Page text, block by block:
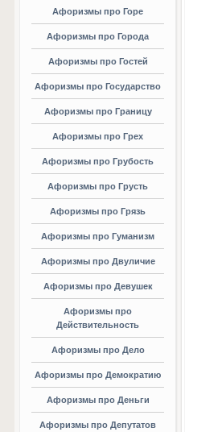
Афоризмы про Горе
Афоризмы про Города
Афоризмы про Гостей
Афоризмы про Государство
Афоризмы про Границу
Афоризмы про Грех
Афоризмы про Грубость
Афоризмы про Грусть
Афоризмы про Грязь
Афоризмы про Гуманизм
Афоризмы про Двуличие
Афоризмы про Девушек
Афоризмы про
Действительность
Афоризмы про Дело
Афоризмы про Демократию
Афоризмы про Деньги
Афоризмы про Депутатов